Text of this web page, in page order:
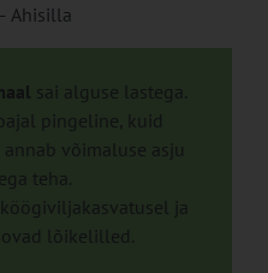
Ahisilla
sai alguse lastega.
pingeline, kuid
võimaluse asju
teha.
ja
lõikelilled.